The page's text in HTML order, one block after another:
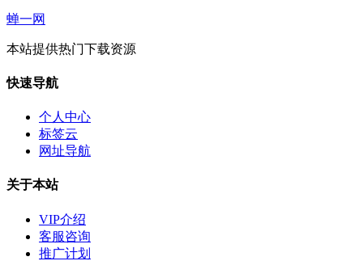
蝉一网
本站提供热门下载资源
快速导航
个人中心
标签云
网址导航
关于本站
VIP介绍
客服咨询
推广计划